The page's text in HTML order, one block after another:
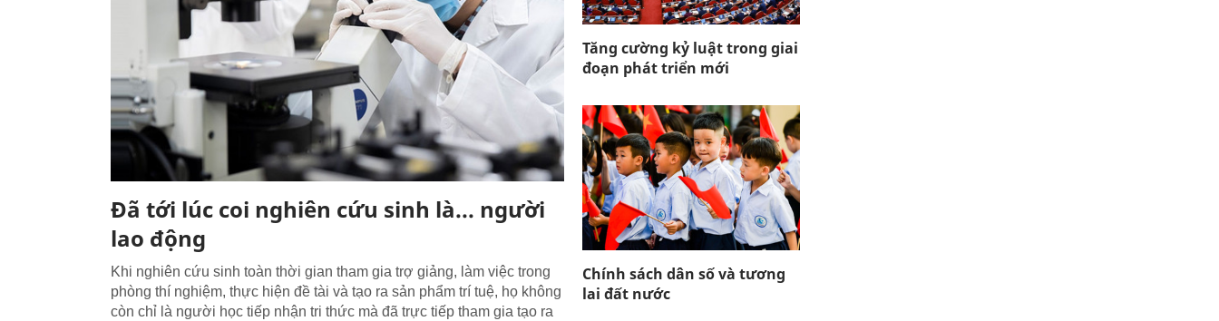
Đã tới lúc coi nghiên cứu sinh là... người
lao động
Khi nghiên cứu sinh toàn thời gian tham gia trợ giảng, làm việc trong
phòng thí nghiệm, thực hiện đề tài và tạo ra sản phẩm trí tuệ, họ không
còn chỉ là người học tiếp nhận tri thức mà đã trực tiếp tham gia tạo ra
Tăng cường kỷ luật trong giai
đoạn phát triển mới
Chính sách dân số và tương
lai đất nước